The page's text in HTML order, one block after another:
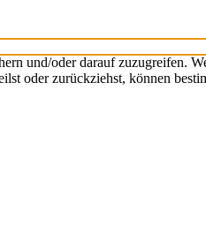
und/oder darauf zuzugreifen.
oder zurückziehst, können